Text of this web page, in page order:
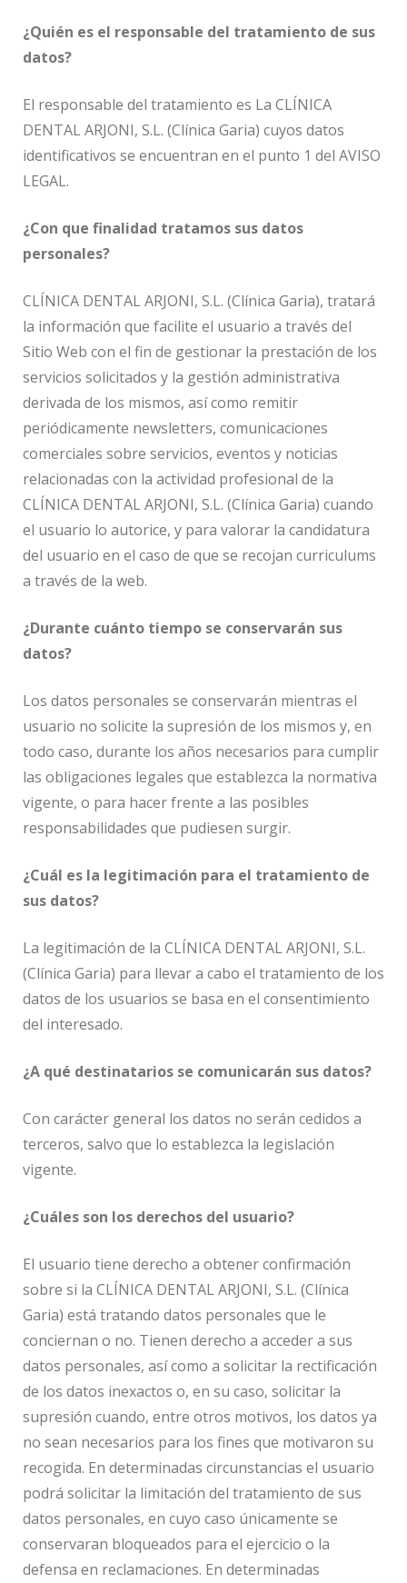
¿Quién es el responsable del tratamiento de sus
datos?
El responsable del tratamiento es La CLÍNICA
DENTAL ARJONI, S.L. (Clínica Garia) cuyos datos
identificativos se encuentran en el punto 1 del AVISO
LEGAL.
¿Con que finalidad tratamos sus datos
personales?
CLÍNICA DENTAL ARJONI, S.L. (Clínica Garia), tratará
la información que facilite el usuario a través del
Sitio Web con el fin de gestionar la prestación de los
servicios solicitados y la gestión administrativa
derivada de los mismos, así como remitir
periódicamente newsletters, comunicaciones
comerciales sobre servicios, eventos y noticias
relacionadas con la actividad profesional de la
CLÍNICA DENTAL ARJONI, S.L. (Clínica Garia) cuando
el usuario lo autorice, y para valorar la candidatura
del usuario en el caso de que se recojan curriculums
a través de la web.
¿Durante cuánto tiempo se conservarán sus
datos?
Los datos personales se conservarán mientras el
usuario no solicite la supresión de los mismos y, en
todo caso, durante los años necesarios para cumplir
las obligaciones legales que establezca la normativa
vigente, o para hacer frente a las posibles
responsabilidades que pudiesen surgir.
¿Cuál es la legitimación para el tratamiento de
sus datos?
La legitimación de la CLÍNICA DENTAL ARJONI, S.L.
(Clínica Garia) para llevar a cabo el tratamiento de los
datos de los usuarios se basa en el consentimiento
del interesado.
¿A qué destinatarios se comunicarán sus datos?
Con carácter general los datos no serán cedidos a
terceros, salvo que lo establezca la legislación
vigente.
¿Cuáles son los derechos del usuario?
El usuario tiene derecho a obtener confirmación
sobre si la CLÍNICA DENTAL ARJONI, S.L. (Clínica
Garia) está tratando datos personales que le
conciernan o no. Tienen derecho a acceder a sus
datos personales, así como a solicitar la rectificación
de los datos inexactos o, en su caso, solicitar la
supresión cuando, entre otros motivos, los datos ya
no sean necesarios para los fines que motivaron su
recogida. En determinadas circunstancias el usuario
podrá solicitar la limitación del tratamiento de sus
datos personales, en cuyo caso únicamente se
conservaran bloqueados para el ejercicio o la
defensa en reclamaciones. En determinadas